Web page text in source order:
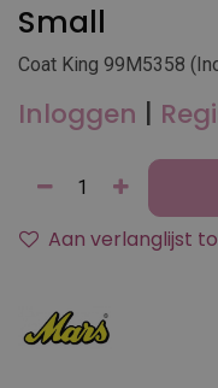
Small
Coat King 99M5358
Inloggen |
Aan verlanglijst